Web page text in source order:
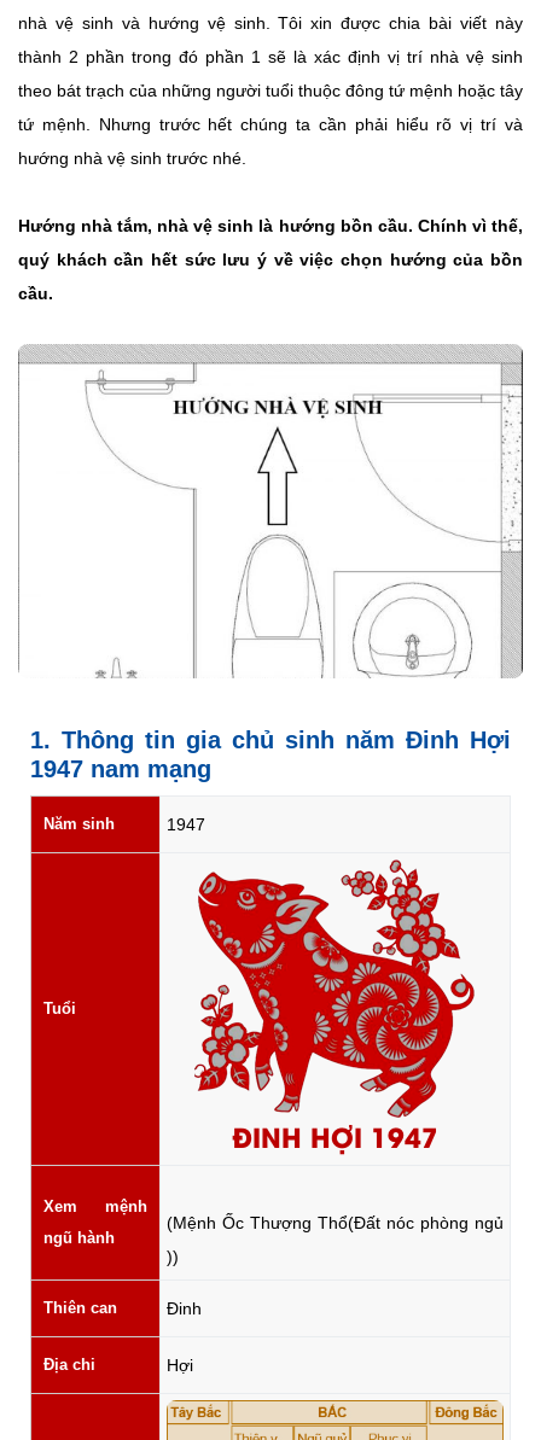
nhà vệ sinh và hướng vệ sinh. Tôi xin được chia bài viết này
thành 2 phần trong đó phần 1 sẽ là xác định vị trí nhà vệ sinh
theo bát trạch của những người tuổi thuộc đông tứ mệnh hoặc tây
tứ mệnh. Nhưng trước hết chúng ta cần phải hiểu rõ vị trí và
hướng nhà vệ sinh trước nhé.
Hướng nhà tắm, nhà vệ sinh là hướng bồn cầu. Chính vì thế,
quý khách cần hết sức lưu ý về việc chọn hướng của bồn
cầu.
1. Thông tin gia chủ sinh năm Đinh Hợi
1947 nam mạng
Năm sinh 1947
Tuổi
ĐINH HỢI 1947
Xem mệnh
ngũ hành
(Mệnh Ốc Thượng Thổ(Đất nóc phòng ngủ
))
Thiên can Đinh
Địa chi Hợi